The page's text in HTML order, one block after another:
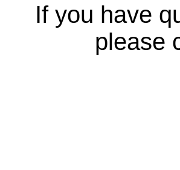
If you have
please